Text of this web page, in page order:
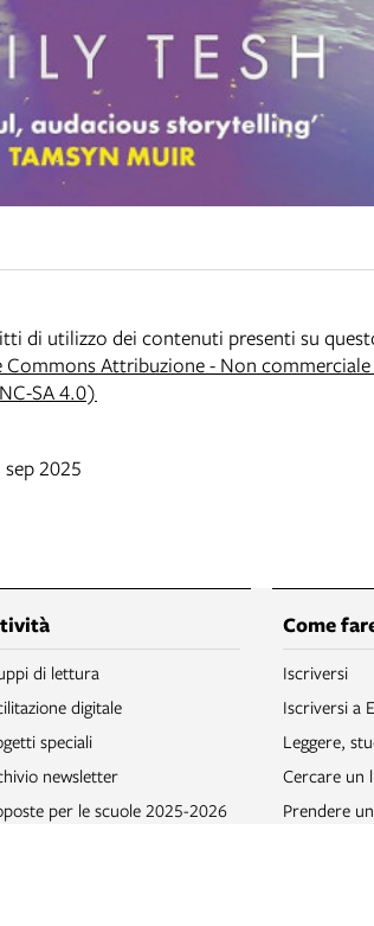
di utilizzo dei contenuti presenti su
Commons Attribuzione - Non
SA 4.0)
2025
di lettura
digitale
speciali
newsletter
per le scuole 2025-2026
Come
Iscriversi
Iscriversi a
Leggere,
Cercare un
Prendere